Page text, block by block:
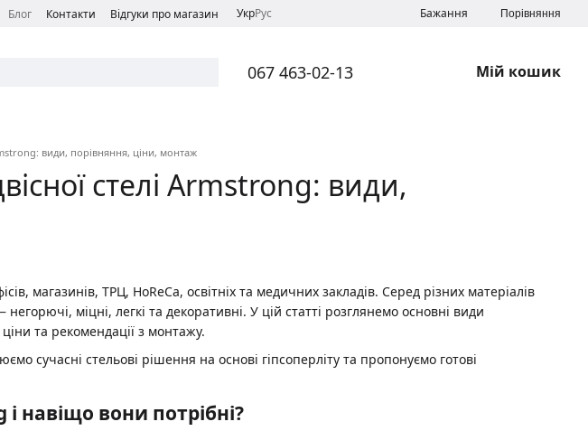
Блог Контакти Відгуки про магазин УкрРус Бажання Порівняння
067 463-02-13 Мій кошик
види, порівняння, ціни, монтаж
стелі Armstrong: види,
магазинів, ТРЦ, HoReCa, освітніх та медичних закладів. Серед різних матеріалів
негорючі, міцні, легкі та декоративні. У цій статті розглянемо основні види
та рекомендації з монтажу.
сучасні стельові рішення на основі гіпсоперліту та пропонуємо готові
навіщо вони потрібні?